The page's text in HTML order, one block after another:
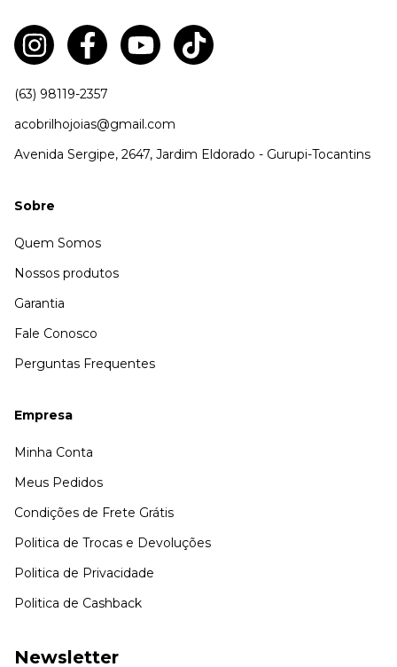
(63) 98119-2357
acobrilhojoias@gmail.com
Avenida Sergipe, 2647, Jardim Eldorado - Gurupi-Tocantins
Sobre
Quem Somos
Nossos produtos
Garantia
Fale Conosco
Perguntas Frequentes
Empresa
Minha Conta
Meus Pedidos
Condições de Frete Grátis
Politica de Trocas e Devoluções
Politica de Privacidade
Politica de Cashback
Newsletter